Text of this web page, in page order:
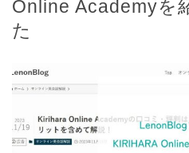
Online Academyを
た